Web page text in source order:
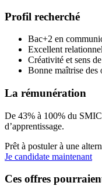
Profil recherché
Bac+2 en
Excellent
Créativité et sens
Bonne maîtrise
La rémunération
De 43% à 100% du
d’apprentissage.
Prêt à postuler à une
Je candidate maintenant
Ces offres